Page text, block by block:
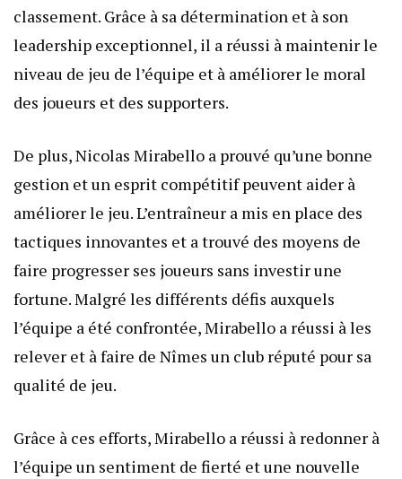
classement. Grâce à sa détermination et à son
leadership exceptionnel, il a réussi à maintenir le
niveau de jeu de l’équipe et à améliorer le moral
des joueurs et des supporters.
De plus, Nicolas Mirabello a prouvé qu’une bonne
gestion et un esprit compétitif peuvent aider à
améliorer le jeu. L’entraîneur a mis en place des
tactiques innovantes et a trouvé des moyens de
faire progresser ses joueurs sans investir une
fortune. Malgré les différents défis auxquels
l’équipe a été confrontée, Mirabello a réussi à les
relever et à faire de Nîmes un club réputé pour sa
qualité de jeu.
Grâce à ces efforts, Mirabello a réussi à redonner à
l’équipe un sentiment de fierté et une nouvelle